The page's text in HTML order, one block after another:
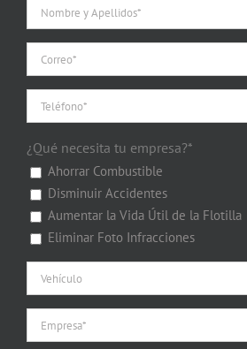
¿Qué necesita tu empresa?*
Ahorrar Combustible
Disminuir Accidentes
Aumentar la Vida Útil de la Flotilla
Eliminar Foto Infracciones